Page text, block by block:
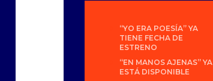
“YO ERA POESÍA” YA
TIENE FECHA DE
ESTRENO
“EN MANOS AJENAS” YA
ESTÁ DISPONIBLE